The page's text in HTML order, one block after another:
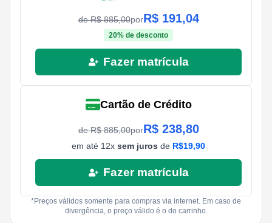
de R$885,00porR$ 191,04
20% de desconto
Fazer matrícula
Cartão de Crédito
de R$885,00porR$ 238,80
em até 12x sem juros de R$19,90
Fazer matrícula
*Preços válidos somente para compras via internet. Em caso de
divergência, o preço válido é o do carrinho.